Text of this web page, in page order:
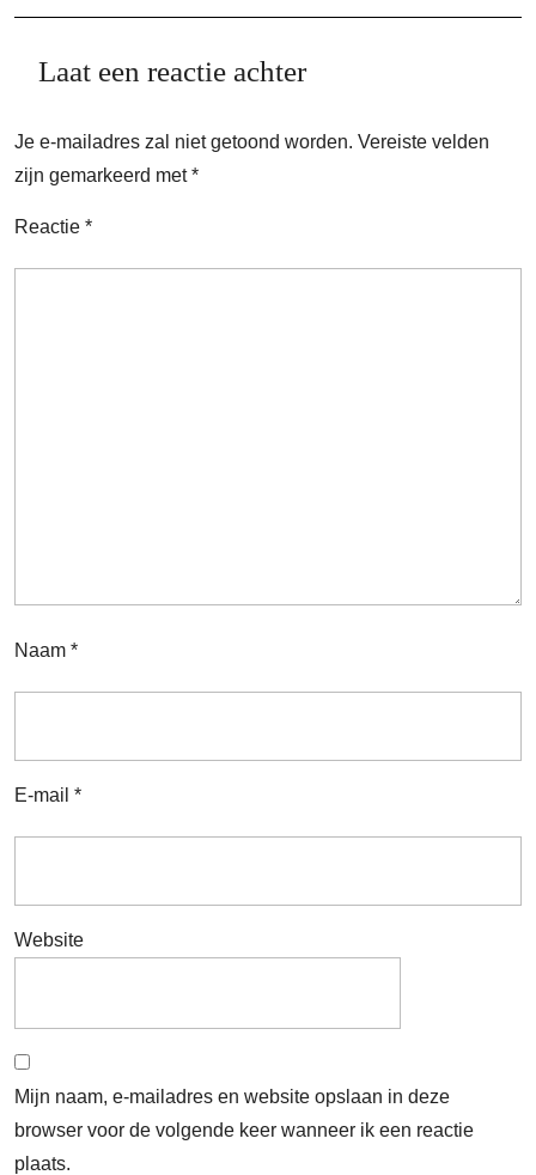
Laat een reactie achter
Je e-mailadres zal niet getoond worden. Vereiste velden
zijn gemarkeerd met*
Reactie *
Naam *
E-mail *
Website
Mijn naam, e-mailadres en website opslaan in deze
browser voor de volgende keer wanneer ik een reactie
plaats.